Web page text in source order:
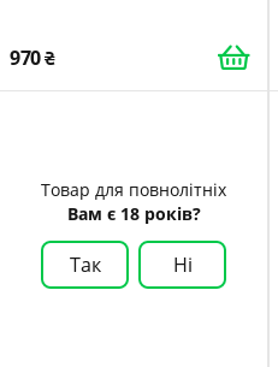
970
Товар для повнолітніх
Вам є 18 років?
Так Ні